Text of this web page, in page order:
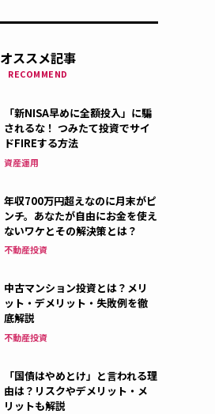
オススメ記事
RECOMMEND
「新NISA早めに全額投入」に騙
されるな！ つみたて投資でサイ
ドFIREする方法
資産運用
年収700万円超えなのに月末がピ
ンチ。あなたが自由にお金を使え
ないワケとその解決策とは？
不動産投資
中古マンション投資とは？メリ
ット・デメリット・失敗例を徹
底解説
不動産投資
「国債はやめとけ」と言われる理
由は？リスクやデメリット・メ
リットも解説